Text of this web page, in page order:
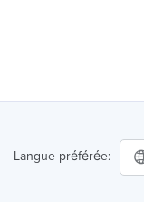
Langue préférée: